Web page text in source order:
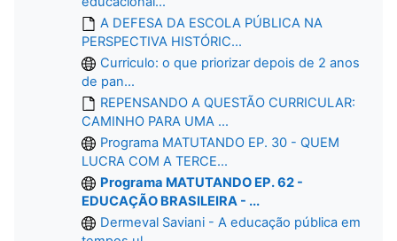
A DEFESA DA ESCOLA PÚBLICA NA
PERSPECTIVA HISTÓRIC...
Curriculo: o que priorizar depois de 2 anos
de pan...
REPENSANDO A QUESTÃO CURRICULAR:
CAMINHO PARA UMA ...
Programa MATUTANDO EP. 30 - QUEM
LUCRA COM A TERCE...
Programa MATUTANDO EP. 62 -
EDUCAÇÃO BRASILEIRA - ...
Dermeval Saviani - A educação pública em